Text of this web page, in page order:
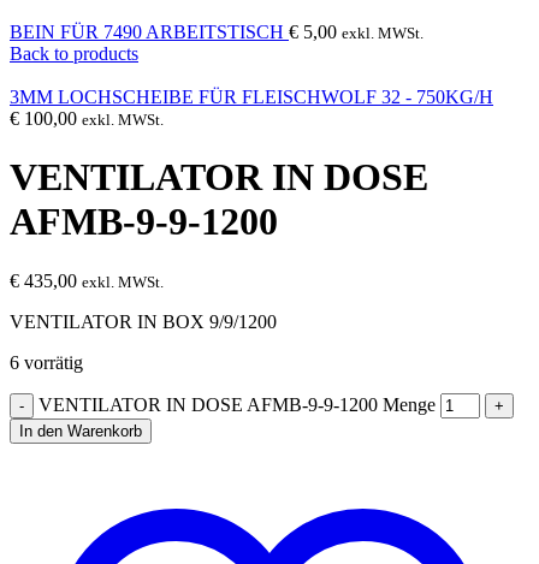
BEIN FÜR 7490 ARBEITSTISCH € 5,00 exkl. MWSt.
Back to products
3MM LOCHSCHEIBE FÜR FLEISCHWOLF 32 - 750KG/H
€ 100,00 exkl. MWSt.
VENTILATOR IN DOSE
AFMB-9-9-1200
€ 435,00 exkl. MWSt.
VENTILATOR IN BOX 9/9/1200
6 vorrätig
VENTILATOR IN DOSE AFMB-9-9-1200 Menge
In den Warenkorb